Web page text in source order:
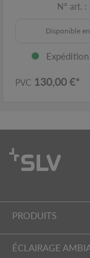
N° art. :
Disponible
PVC 130,00 €*
PRODUITS
ÉCLAIRAGE